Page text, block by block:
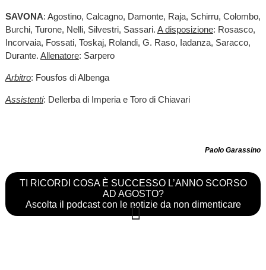
SAVONA: Agostino, Calcagno, Damonte, Raja, Schirru, Colombo,
Burchi, Turone, Nelli, Silvestri, Sassari. A disposizione: Rosasco,
Incorvaia, Fossati, Toskaj, Rolandi, G. Raso, Iadanza, Saracco,
Durante. Allenatore: Sarpero
Arbitro: Fousfos di Albenga
Assistenti: Dellerba di Imperia e Toro di Chiavari
Paolo Garassino
TI RICORDI COSA È SUCCESSO L’ANNO SCORSO
AD AGOSTO?
Ascolta il podcast con le notizie da non dimenticare